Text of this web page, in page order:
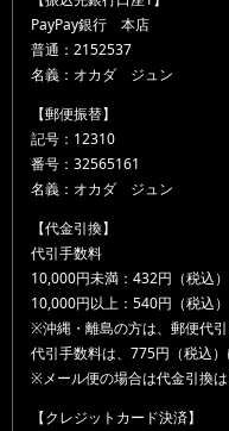
PayPay銀行 本店
普通：2152537
名義：オカダ ジュン
【郵便振替】
記号：12310
番号：32565161
名義：オカダ ジュン
【代金引換】
代引手数料
10,000円未満：432円（税込）
10,000円以上：540円（税込）
※沖縄・離島の方は、郵便代引
代引手数料は、775円（税込）
※メール便の場合は代金引換は
【クレジットカード決済】